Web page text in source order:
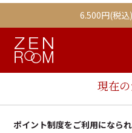
6.500円(税
お気に入り商品
ギフト商品現在
ポイント制度をご利用になら